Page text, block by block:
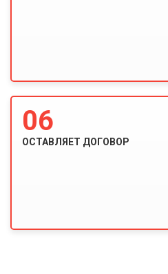
06
ОСТАВЛЯЕТ ДОГОВОР